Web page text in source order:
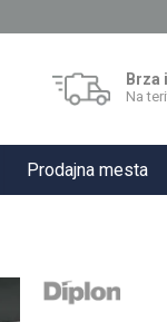
Brza
Na
Prodajna mesta